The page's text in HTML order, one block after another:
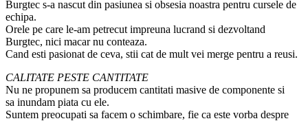
Burgtec s-a nascut din pasiunea si obsesia noastra pentru cursele de
echipa.
Orele pe care le-am petrecut impreuna lucrand si dezvoltand
Burgtec, nici macar nu conteaza.
Cand esti pasionat de ceva, stii cat de mult vei merge pentru a reusi.
CALITATE PESTE CANTITATE
Nu ne propunem sa producem cantitati masive de componente si
sa inundam piata cu ele.
Suntem preocupati sa facem o schimbare, fie ca este vorba despre